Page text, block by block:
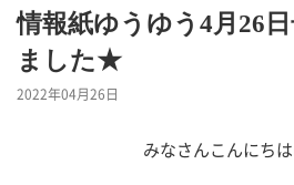
情報紙ゆうゆう4月26
ました★
2022年04月26日
みなさんこんに